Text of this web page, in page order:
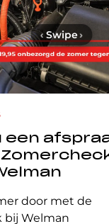
een
door met de
bij Welman
‹ Swipe›